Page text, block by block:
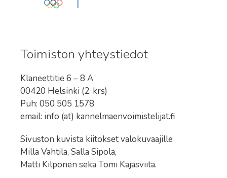
Toimiston yhteystiedot
Klaneettitie 6 – 8 A
00420 Helsinki (2. krs)
Puh: 050 505 1578
email: info (at) kannelmaenvoimistelijat.fi
Sivuston kuvista kiitokset valokuvaajille
Milla Vahtila, Salla Sipola,
Matti Kilponen sekä Tomi Kajasviita.